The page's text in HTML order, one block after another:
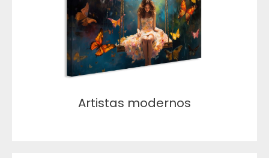
Artistas modernos